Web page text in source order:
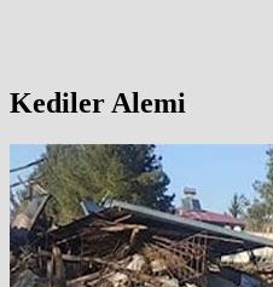
Kediler Alemi